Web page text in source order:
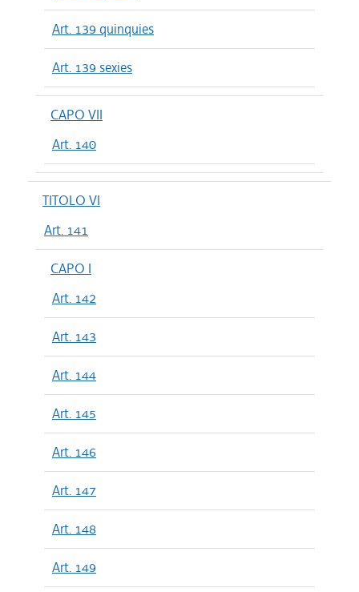
Art. 139 quinquies
Art. 139 sexies
CAPO VII
Art. 140
TITOLO VI
Art. 141
CAPO I
Art. 142
Art. 143
Art. 144
Art. 145
Art. 146
Art. 147
Art. 148
Art. 149